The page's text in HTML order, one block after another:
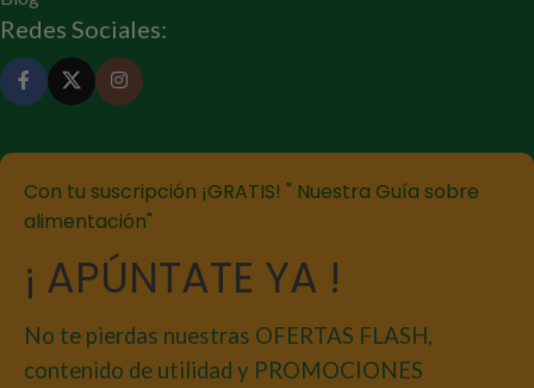
Redes Sociales:
Con tu suscripción ¡GRATIS! " Nuestra Guía sobre
alimentación"
¡ APÚNTATE YA !
No te pierdas nuestras OFERTAS FLASH,
contenido de utilidad y PROMOCIONES